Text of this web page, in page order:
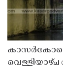
വെള്ളിയാഴ്ച